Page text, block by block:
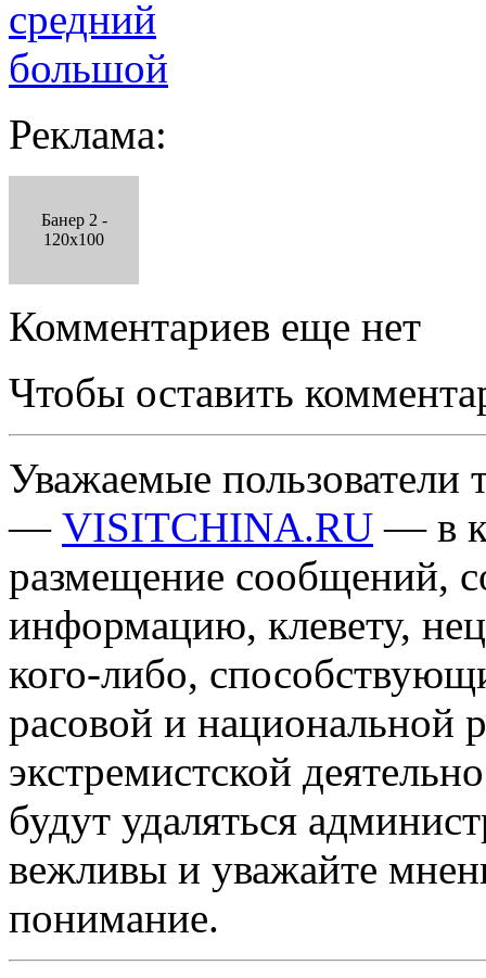
средний
большой
Реклама:
Банер 2 -
120x100
Комментариев еще нет
Чтобы оставить
Уважаемые пользователи
— VISITCHINA.RU — в
размещение сообщений,
информацию, клевету,
кого-либо,
расовой и национальной
экстремистской
будут удаляться
вежливы и уважайте
понимание.